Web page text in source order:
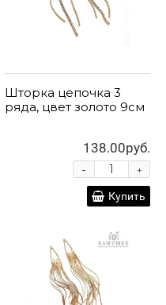
Шторка цепочка 3
ряда, цвет золото 9см
138.00руб.
+
-
Купить